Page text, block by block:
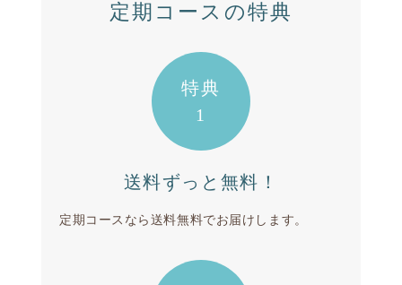
定期コースの特典
特典
1
送料ずっと無料！
定期コースなら送料無料でお届けします。